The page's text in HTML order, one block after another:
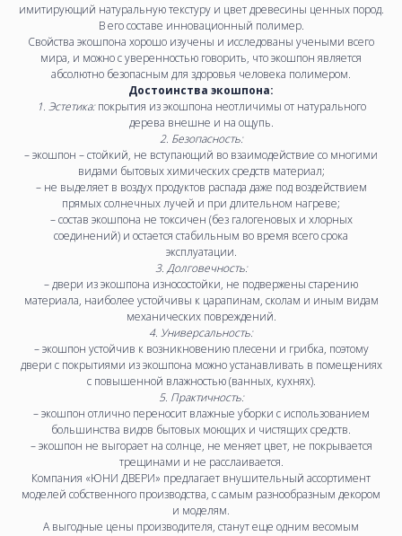
имитирующий натуральную текстуру и цвет древесины ценных пород.
В его составе инновационный полимер.
Свойства экошпона хорошо изучены и исследованы учеными всего
мира, и можно с уверенностью говорить, что экошпон является
абсолютно безопасным для здоровья человека полимером.
Достоинства экошпона:
1. Эстетика:покрытия из экошпона неотличимы от натурального
дерева внешне и на ощупь.
2. Безопасность:
– экошпон – стойкий, не вступающий во взаимодействие со многими
видами бытовых химических средств материал;
– не выделяет в воздух продуктов распада даже под воздействием
прямых солнечных лучей и при длительном нагреве;
– состав экошпона не токсичен (без галогеновых и хлорных
соединений) и остается стабильным во время всего срока
эксплуатации.
3. Долговечность:
– двери из экошпона износостойки, не подвержены старению
материала, наиболее устойчивы к царапинам, сколам и иным видам
механических повреждений.
4. Универсальность:
– экошпон устойчив к возникновению плесени и грибка, поэтому
двери с покрытиями из экошпона можно устанавливать в помещениях
с повышенной влажностью (ванных, кухнях).
5. Практичность:
– экошпон отлично переносит влажные уборки с использованием
большинства видов бытовых моющих и чистящих средств.
– экошпон не выгорает на солнце, не меняет цвет, не покрывается
трещинами и не расслаивается.
Компания «ЮНИ ДВЕРИ» предлагает внушительный ассортимент
моделей собственного производства, с самым разнообразным декором
и моделям.
А выгодные цены производителя, станут еще одним весомым